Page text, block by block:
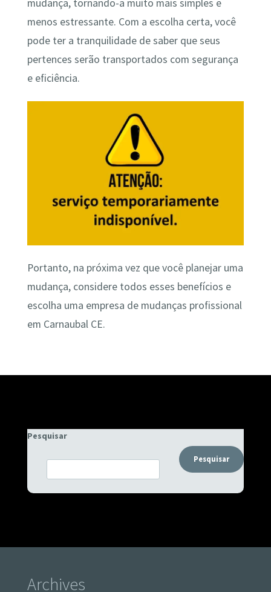
mudança, tornando-a muito mais simples e
menos estressante. Com a escolha certa, você
pode ter a tranquilidade de saber que seus
pertences serão transportados com segurança
e eficiência.
Portanto, na próxima vez que você planejar uma
mudança, considere todos esses benefícios e
escolha uma empresa de mudanças profissional
em Carnaubal CE.
Pesquisar
Pesquisar
Archives